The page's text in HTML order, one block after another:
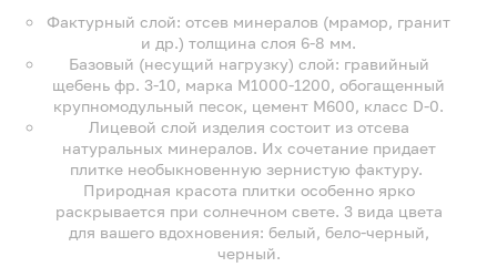
Фактурный слой: отсев минералов (мрамор, гранит
и др.) толщина слоя 6-8 мм.
Базовый (несущий нагрузку) слой: гравийный
щебень фр. 3-10, марка М1000-1200, обогащенный
крупномодульный песок, цемент М600, класс D-0.
Лицевой слой изделия состоит из отсева
натуральных минералов. Их сочетание придает
плитке необыкновенную зернистую фактуру.
Природная красота плитки особенно ярко
раскрывается при солнечном свете. 3 вида цвета
для вашего вдохновения: белый, бело-черный,
черный.